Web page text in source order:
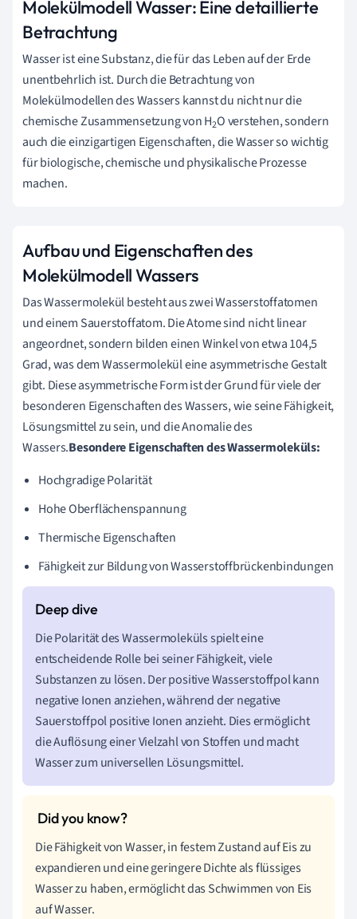
Molekülmodell Wasser: Eine detaillierte
Betrachtung
Wasser ist eine Substanz, die für das Leben auf der Erde
unentbehrlich ist. Durch die Betrachtung von
Molekülmodellen des Wassers kannst du nicht nur die
chemische Zusammensetzung von H2O verstehen, sondern
auch die einzigartigen Eigenschaften, die Wasser so wichtig
für biologische, chemische und physikalische Prozesse
machen.
Aufbau und Eigenschaften des
Molekülmodell Wassers
Das Wassermolekül besteht aus zwei Wasserstoffatomen
und einem Sauerstoffatom. Die Atome sind nicht linear
angeordnet, sondern bilden einen Winkel von etwa 104,5
Grad, was dem Wassermolekül eine asymmetrische Gestalt
gibt. Diese asymmetrische Form ist der Grund für viele der
besonderen Eigenschaften des Wassers, wie seine Fähigkeit,
Lösungsmittel zu sein, und die Anomalie des
Wassers.Besondere Eigenschaften des Wassermoleküls:
Hochgradige Polarität
Hohe Oberflächenspannung
Thermische Eigenschaften
Fähigkeit zur Bildung von Wasserstoffbrückenbindungen
Die Polarität des Wassermoleküls spielt eine
entscheidende Rolle bei seiner Fähigkeit, viele
Substanzen zu lösen. Der positive Wasserstoffpol kann
negative Ionen anziehen, während der negative
Sauerstoffpol positive Ionen anzieht. Dies ermöglicht
die Auflösung einer Vielzahl von Stoffen und macht
Wasser zum universellen Lösungsmittel.
Die Fähigkeit von Wasser, in festem Zustand auf Eis zu
expandieren und eine geringere Dichte als flüssiges
Wasser zu haben, ermöglicht das Schwimmen von Eis
auf Wasser.